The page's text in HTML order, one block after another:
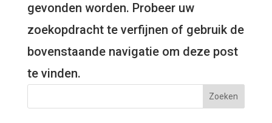
gevonden worden. Probeer uw
zoekopdracht te verfijnen of gebruik de
bovenstaande navigatie om deze post
te vinden.
Zoeken